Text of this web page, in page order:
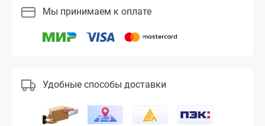
Мы принимаем к оплате
Удобные способы доставки